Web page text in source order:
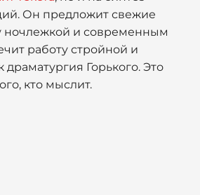
Он предложит свежие
ночлежкой и современным
работу стройной и
драматургия Горького. Это
кто мыслит.